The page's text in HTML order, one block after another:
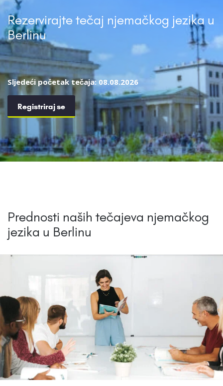
Rezervirajte tečaj njemačkog jezika u
Berlinu
Sljedeći početak tečaja: 08.08.2026
Registriraj se
Prednosti naših tečajeva njemačkog
jezika u Berlinu